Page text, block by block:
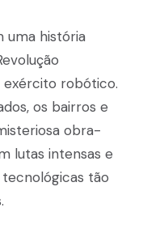
uma história
exército robótico.
os bairros e
obra-
lutas intensas e
tão